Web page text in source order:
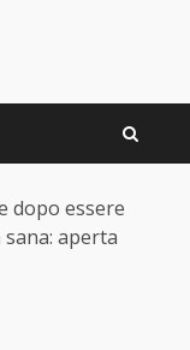
dopo essere
aperta